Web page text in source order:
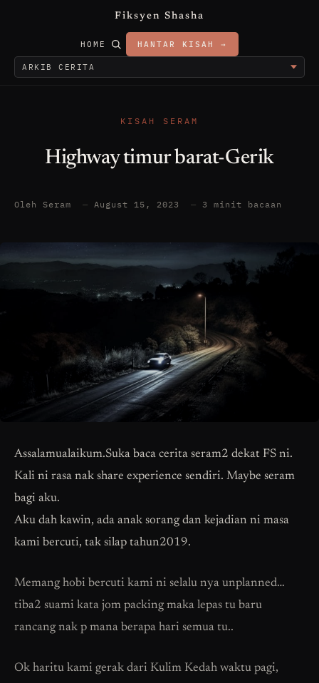
Fiksyen Shasha
HOME HANTAR KISAH →
KISAH SERAM
Highway timur barat-Gerik
Oleh Seram — August 15, 2023 — 3 minit bacaan
Assalamualaikum.Suka baca cerita seram2 dekat FS ni.
Kali ni rasa nak share experience sendiri. Maybe seram
bagi aku.
Aku dah kawin, ada anak sorang dan kejadian ni masa
kami bercuti, tak silap tahun2019.
Memang hobi bercuti kami ni selalu nya unplanned…
tiba2 suami kata jom packing maka lepas tu baru
rancang nak p mana berapa hari semua tu..
Ok haritu kami gerak dari Kulim Kedah waktu pagi,